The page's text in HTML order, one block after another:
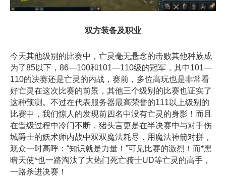
双方装备及职业
今天其他级别的比赛中，亡灵毫无悬念的击败其他种族成
为了85以下，86—100和101—110级的冠军，其中101—
110的决赛还是亡灵的内战，赛前，多位高玩也是非常看
好亡灵在这次比赛的前景，其他三个级别的比赛也证实了
这种预测。不过在代表服务器最高荣誉的111以上级别的
比赛中，我们惊人的发现前四名中没有亡灵的身影！而且
在晋级过程中冷门不断，猪头言更是在半决赛中与对手伤
城爵士的妖术师内战中双双魔法耗尽，用魔法神箭对拼，
观众一时高呼：“知识就是力量！”可见比赛的激烈！而*黑
暗天使*也一路淘汰了大热门死亡骑士UD等亡灵的高手，
一路杀进决赛！